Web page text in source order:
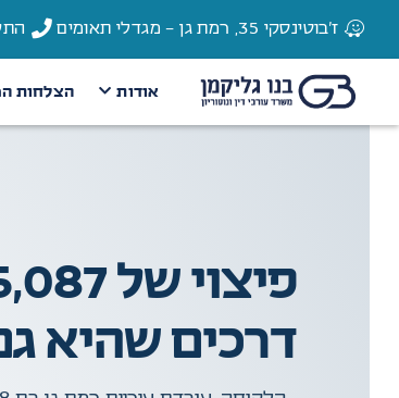
ז'בוטינסקי 35, רמת גן - מגדלי תאומים
אודות הצלחות
דרכים שהיא